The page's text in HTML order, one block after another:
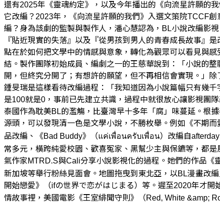
還有2025年《靈魂約定》，以及今年播出的《向流星許願的
它改編？2023年，《向流星許願的我們》入選文策院TCCF
編？身為該劇的監製與製作人，潘心慧認為，BL小說改編影
『貼近現實的失落』以及『從男孩到男人的青春成長故事』
點在於如何把文學中的情感與意象，轉化為觀眾可以看見與
結。製作團隊初始成員、編劇之一的王慈華說到：「小說的
開，但終究分開了；有想許的願望，但不再相信會實現。」
鍾旻瑞是這樣看待改編過程：「我知道因為小說篇幅只有幾
是100就是0，事前已先建立共識，過程中就很放心讓影視團
泰國作為耽美BL的濫觴，比臺灣早十多年「腐」味蔓延。根
源頭，可以發現清一色是文學小說，不勝枚舉。例如《不期
品改編、《Bad Buddy》（แค่เพื่อนครับเพื่อน）改編自
常多元，橫跨純愛校園、歡喜冤家、黑幫少主與保鑣等，都
氣作家MTRD.S與Cali分享小說影視化的過程。她們的作品
新加坡等舉行粉絲見面會。地圖拖曳到東北亞，以BL漫畫改
開始戀愛》（ifの世界で恋がはじまる）等。遲至2020年才
情故事裡，美國電影《王室緋聞守則》（Red, White &amp;